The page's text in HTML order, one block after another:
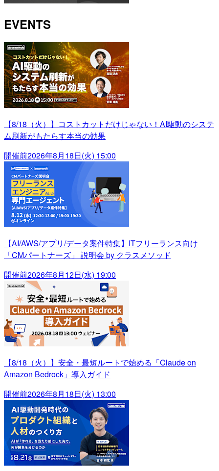
EVENTS
【8/18（火）】コストカットだけじゃない！AI駆動のシステ
ム刷新がもたらす本当の効果
開催前2026年8月18日(火) 15:00
【AI/AWS/アプリ/データ案件特集】ITフリーランス向け
「CMパートナーズ」 説明会 by クラスメソッド
開催前2026年8月12日(水) 19:00
【8/18（火）】安全・最短ルートで始める「Claude on
Amazon Bedrock」導入ガイド
開催前2026年8月18日(火) 13:00